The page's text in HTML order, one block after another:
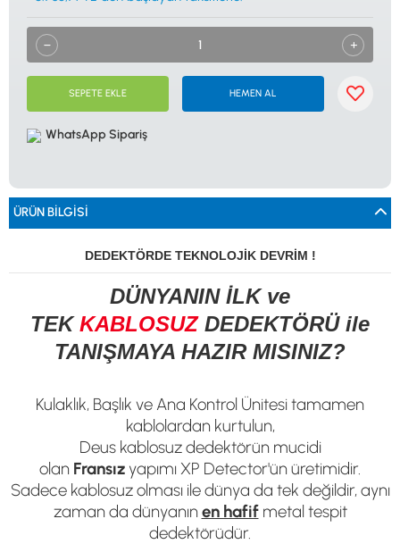
Türkiye distribitörü olan Tevafuk Elektronik LTD. ŞTİ. resmi satış kanalıdır.
SEPETE EKLE HEMEN AL
WhatsApp Sipariş
ÜRÜN BILGISI
DEDEKTÖRDE TEKNOLOJİK DEVRİM !
DÜNYANIN İLK ve
TEKKABLOSUZDEDEKTÖRÜ ile
TANIŞMAYA HAZIR MISINIZ?
Kulaklık, Başlık ve Ana Kontrol Ünitesi tamamen
kablolardan kurtulun,
Deus kablosuz dedektörün mucidi
olan Fransız yapımı XP Detector'ün üretimidir.
Sadece kablosuz olması ile dünya da tek değildir, aynı
zaman da dünyanınen hafifmetal tespit
dedektörüdür.